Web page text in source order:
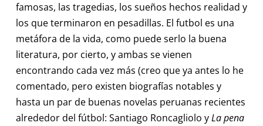
famosas, las tragedias, los sueños hechos realidad y
los que terminaron en pesadillas. El futbol es una
metáfora de la vida, como puede serlo la buena
literatura, por cierto, y ambas se vienen
encontrando cada vez más (creo que ya antes lo he
comentado, pero existen biografías notables y
hasta un par de buenas novelas peruanas recientes
alrededor del fútbol: Santiago Roncagliolo yLa pena